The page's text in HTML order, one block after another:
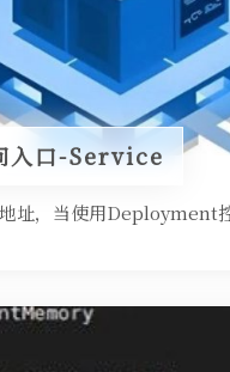
入口-Service
址，当使用Deployment